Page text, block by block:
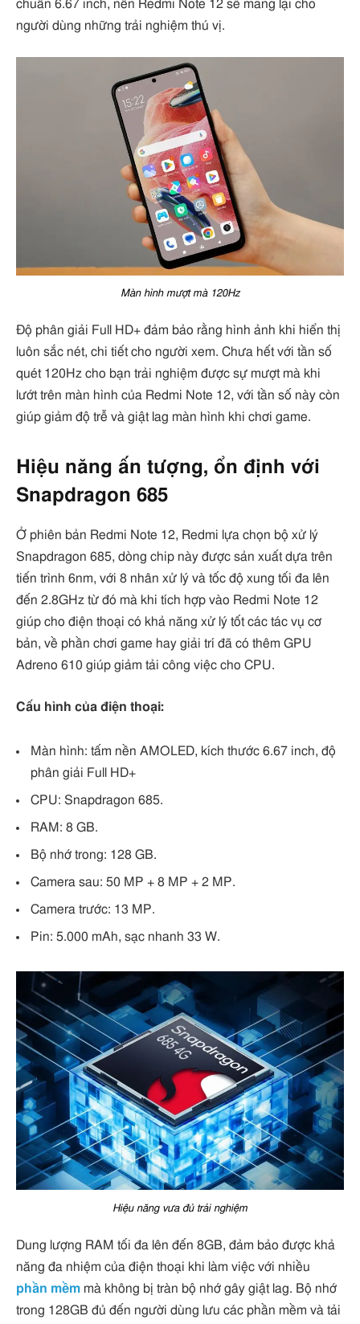
chuẩn 6.67 inch, nên Redmi Note 12 sẽ mang lại cho
người dùng những trải nghiệm thú vị.
Màn hình mượt mà 120Hz
Độ phân giải Full HD+ đảm bảo rằng hình ảnh khi hiển thị
luôn sắc nét, chi tiết cho người xem. Chưa hết với tần số
quét 120Hz cho bạn trải nghiệm được sự mượt mà khi
lướt trên màn hình của Redmi Note 12, với tần số này còn
giúp giảm độ trễ và giật lag màn hình khi chơi game.
Hiệu năng ấn tượng, ổn định với
Snapdragon 685
Ở phiên bản Redmi Note 12, Redmi lựa chọn bộ xử lý
Snapdragon 685, dòng chip này được sản xuất dựa trên
tiến trình 6nm, với 8 nhân xử lý và tốc độ xung tối đa lên
đến 2.8GHz từ đó mà khi tích hợp vào Redmi Note 12
giúp cho điện thoại có khả năng xử lý tốt các tác vụ cơ
bản, về phần chơi game hay giải trí đã có thêm GPU
Adreno 610 giúp giảm tải công việc cho CPU.
Cấu hình của điện thoại:
Màn hình: tấm nền AMOLED, kích thước 6.67 inch, độ
phân giải Full HD+
CPU: Snapdragon 685.
RAM: 8 GB.
Bộ nhớ trong: 128 GB.
Camera sau: 50 MP + 8 MP + 2 MP.
Camera trước: 13 MP.
Pin: 5.000 mAh, sạc nhanh 33 W.
Hiệu năng vưa đủ trải nghiệm
Dung lượng RAM tối đa lên đến 8GB, đảm bảo được khả
năng đa nhiệm của điện thoại khi làm việc với nhiều
phần mềm mà không bị tràn bộ nhớ gây giật lag. Bộ nhớ
trong 128GB đủ đến người dùng lưu các phần mềm và tải